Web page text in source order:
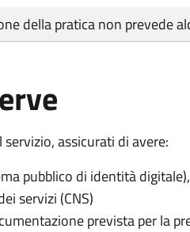
della pratica non prevede
servizio, assicurati di avere:
pubblico di identità
servizi (CNS)
prevista per la